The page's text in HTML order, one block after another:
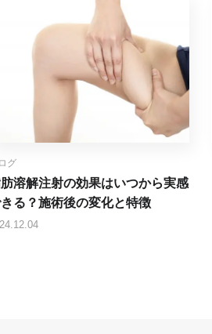
グ
溶解注射の効果はいつから実感
る？施術後の変化と特徴